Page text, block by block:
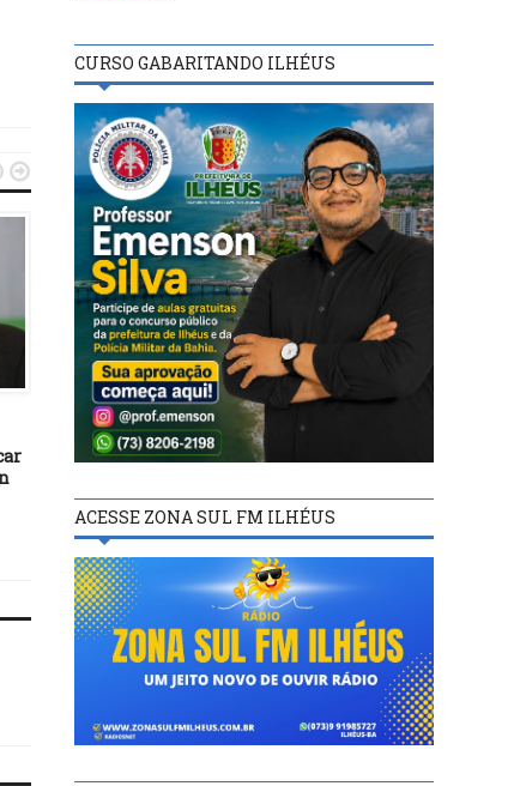
BASTIDORES
19/02/21
Governo indica Francisco
Ferreira como diretor

CURSO GABARITANDO ILHÉUS
ACESSE ZONA SUL FM ILHÉUS